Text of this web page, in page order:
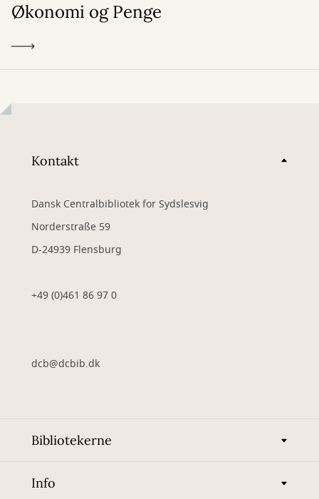
Økonomi og Penge
Kontakt
Dansk Centralbibliotek for Sydslesvig
Norderstraße 59
D-24939 Flensburg
+49 (0)461 86 97 0
dcb@dcbib.dk
Bibliotekerne
Info